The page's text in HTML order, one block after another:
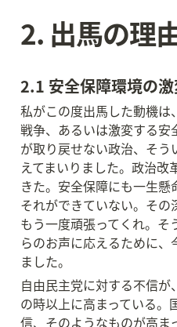
2. 出馬の理
2.1 安全保障環境の
私がこの度出馬した動機
戦争、あるいは激変する
が取り戻せない政治、そ
えてまいりました。政治改
きた。安全保障にも一生懸
それができていない。そ
もう一度頑張ってくれ。そ
らのお声に応えるために
ました。
自由民主党に対する不信
の時以上に高まっている。
信、そのようなものが高ま